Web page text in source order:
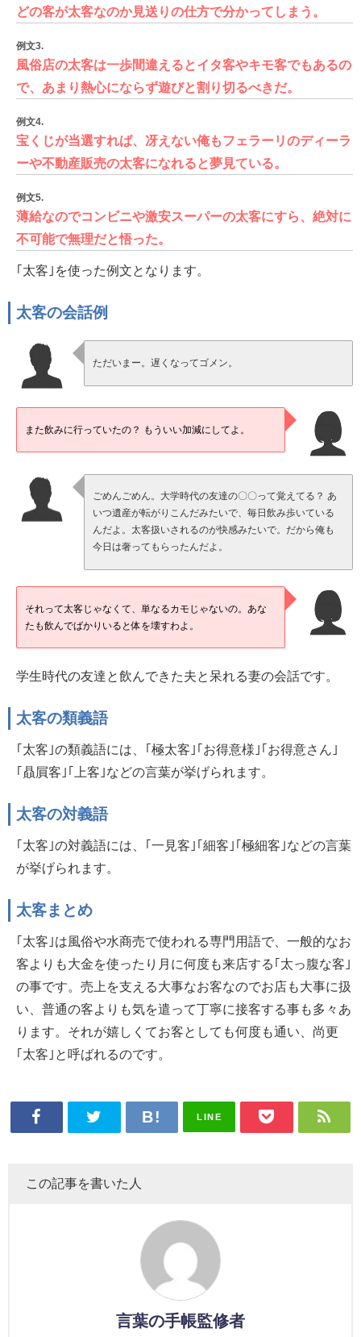
どの客が太客なのか見送りの仕方で分かってしまう。
例文3.
風俗店の太客は一歩間違えるとイタ客やキモ客でもあるの
で、あまり熱心にならず遊びと割り切るべきだ。
例文4.
宝くじが当選すれば、冴えない俺もフェラーリのディーラ
ーや不動産販売の太客になれると夢見ている。
例文5.
薄給なのでコンビニや激安スーパーの太客にすら、絶対に
不可能で無理だと悟った。
｢太客｣を使った例文となります。
太客の会話例
ただいまー。遅くなってゴメン。
また飲みに行っていたの？ もういい加減にしてよ。
ごめんごめん。大学時代の友達の〇〇って覚えてる？ あ
いつ遺産が転がりこんだみたいで、毎日飲み歩いている
んだよ。太客扱いされるのが快感みたいで。だから俺も
今日は奢ってもらったんだよ。
それって太客じゃなくて、単なるカモじゃないの。あな
たも飲んでばかりいると体を壊すわよ。
学生時代の友達と飲んできた夫と呆れる妻の会話です。
太客の類義語
｢太客｣の類義語には、｢極太客｣｢お得意様｣｢お得意さん｣
｢贔屓客｣｢上客｣などの言葉が挙げられます。
太客の対義語
｢太客｣の対義語には、｢一見客｣｢細客｣｢極細客｣などの言葉
が挙げられます。
太客まとめ
｢太客｣は風俗や水商売で使われる専門用語で、一般的なお
客よりも大金を使ったり月に何度も来店する｢太っ腹な客｣
の事です。売上を支える大事なお客なのでお店も大事に扱
い、普通の客よりも気を遣って丁寧に接客する事も多々あ
ります。それが嬉しくてお客としても何度も通い、尚更
｢太客｣と呼ばれるのです。
LINE
この記事を書いた人
言葉の手帳監修者